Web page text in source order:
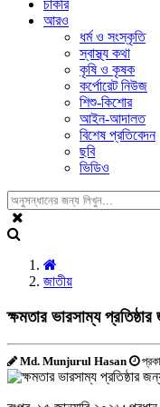
চাকরি
আরও
ধর্ম ও সংস্কৃতি
স্বাস্থ্য কথা
কৃষি ও কৃষক
কর্পোরেট নিউজ
শিশু-কিশোর
আইন-আদালত
বিশেষ প্রতিবেদন
ছবি
ভিডিও
জাতীয়
ক্ষমতার ভারসাম্য
Md. Munjurul Hasan